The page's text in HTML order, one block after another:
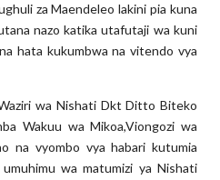
za Maendeleo lakini pia kuna
nazo katika utafutaji wa kuni
hata kukumbwa na vitendo vya
wa Nishati Dkt Ditto Biteko
Wakuu wa Mikoa,Viongozi wa
na vyombo vya habari kutumia
wa matumizi ya Nishati